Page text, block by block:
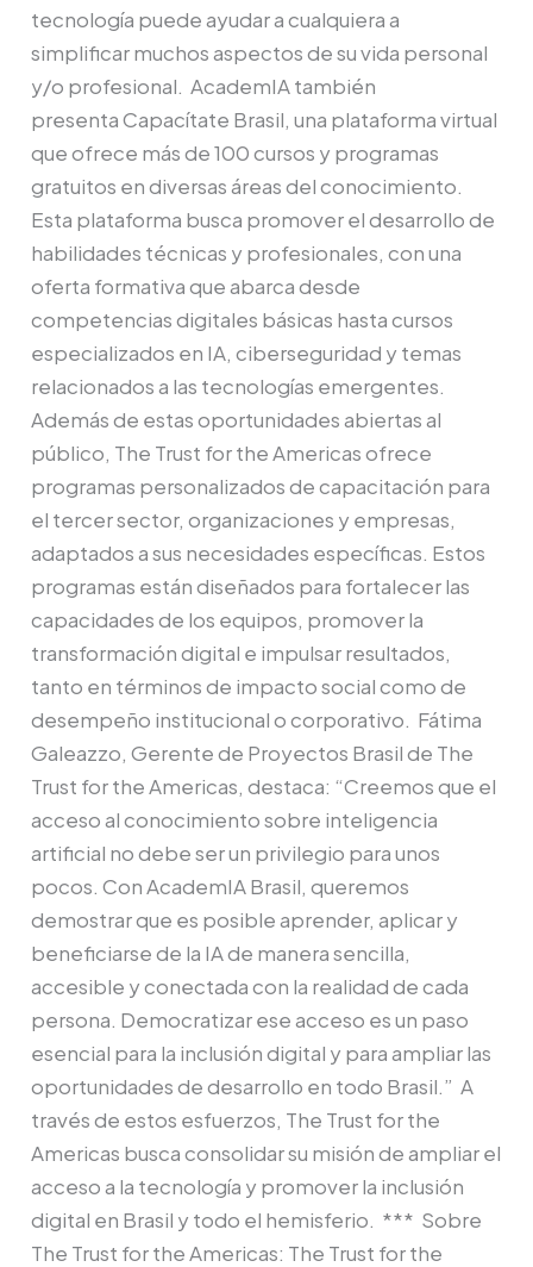
tecnología puede ayudar a cualquiera a
simplificar muchos aspectos de su vida personal
y/o profesional. AcademIA también
presenta Capacítate Brasil, una plataforma virtual
que ofrece más de 100 cursos y programas
gratuitos en diversas áreas del conocimiento.
Esta plataforma busca promover el desarrollo de
habilidades técnicas y profesionales, con una
oferta formativa que abarca desde
competencias digitales básicas hasta cursos
especializados en IA, ciberseguridad y temas
relacionados a las tecnologías emergentes.
Además de estas oportunidades abiertas al
público, The Trust for the Americas ofrece
programas personalizados de capacitación para
el tercer sector, organizaciones y empresas,
adaptados a sus necesidades específicas. Estos
programas están diseñados para fortalecer las
capacidades de los equipos, promover la
transformación digital e impulsar resultados,
tanto en términos de impacto social como de
desempeño institucional o corporativo. Fátima
Galeazzo, Gerente de Proyectos Brasil de The
Trust for the Americas, destaca: “Creemos que el
acceso al conocimiento sobre inteligencia
artificial no debe ser un privilegio para unos
pocos. Con AcademIA Brasil, queremos
demostrar que es posible aprender, aplicar y
beneficiarse de la IA de manera sencilla,
accesible y conectada con la realidad de cada
persona. Democratizar ese acceso es un paso
esencial para la inclusión digital y para ampliar las
oportunidades de desarrollo en todo Brasil.” A
través de estos esfuerzos, The Trust for the
Americas busca consolidar su misión de ampliar el
acceso a la tecnología y promover la inclusión
digital en Brasil y todo el hemisferio. *** Sobre
The Trust for the Americas: The Trust for the